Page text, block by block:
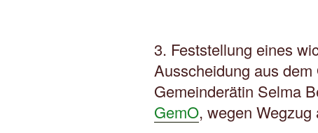
3. Feststellung eines
Ausscheidung aus
Gemeinderätin Selma
GemO, wegen